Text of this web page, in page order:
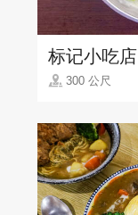
标记小吃店
300 公尺